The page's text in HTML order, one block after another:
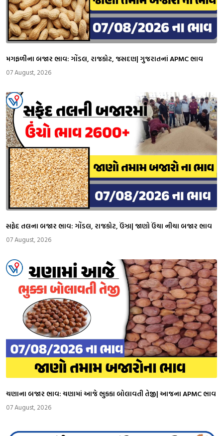
મગફળીના બજાર ભાવ: ગોંડલ, રાજકોટ, જસદણ| ગુજરાતનાં APMC ભાવ
07 August, 2026
સફેદ તલના બજાર ભાવ: ગોંડલ, રાજકોટ, ઉંઝા| જાણો ઉંચા નીચા બજાર ભાવ
07 August, 2026
ચણાના બજાર ભાવ: ચણામાં આજે ભુકકા બોલાવતી તેજી| આજના APMC ભાવ
07 August, 2026